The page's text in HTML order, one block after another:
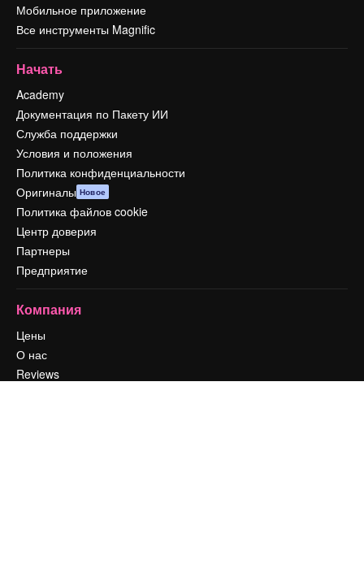
Мобильное приложение
Все инструменты Magnific
Начать
Academy
Документация по Пакету ИИ
Служба поддержки
Условия и положения
Политика конфиденциальности
Оригиналы Новое
Политика файлов cookie
Центр доверия
Партнеры
Предприятие
Компания
Цены
О нас
Reviews